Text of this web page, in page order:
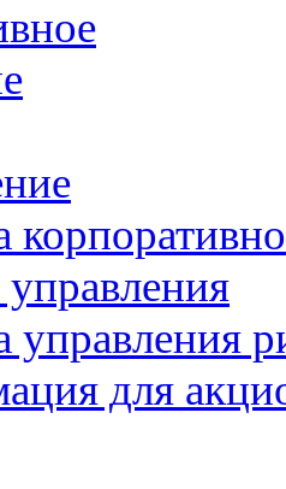
управления
для